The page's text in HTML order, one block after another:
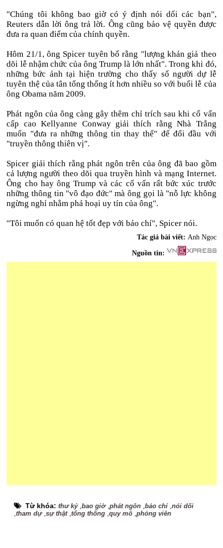
"Chúng tôi không bao giờ có ý định nói dối các bạn",
Reuters dẫn lời ông trả lời. Ông cũng bảo vệ quyền được
đưa ra quan điểm của chính quyền.
Hôm 21/1, ông Spicer tuyên bố rằng "lượng khán giả theo
dõi lễ nhậm chức của ông Trump là lớn nhất". Trong khi đó,
những bức ảnh tại hiện trường cho thấy số người dự lễ
tuyên thệ của tân tổng thống ít hơn nhiều so với buổi lễ của
ông Obama năm 2009.
Phát ngôn của ông càng gây thêm chỉ trích sau khi cố vấn
cấp cao Kellyanne Conway giải thích rằng Nhà Trắng
muốn "đưa ra những thông tin thay thế" để đối đầu với
"truyền thông thiên vị".
Spicer giải thích rằng phát ngôn trên của ông đã bao gồm
cả lượng người theo dõi qua truyền hình và mạng Internet.
Ông cho hay ông Trump và các cố vấn rất bức xúc trước
những thông tin "vô đạo đức" mà ông gọi là "nỗ lực không
ngừng nghỉ nhằm phá hoại uy tín của ông".
"Tôi muốn có quan hệ tốt đẹp với báo chí", Spicer nói.
Tác giả bài viết: Anh Ngọc
Nguồn tin:
Từ khóa:thư ký,bao giờ,phát ngôn ,báo chí,nói dối
,tham dự,sự thật,tổng thống ,quy mô ,phóng viên